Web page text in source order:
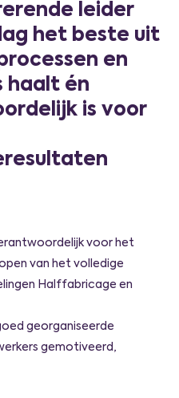
leider
het beste uit
en
haalt én
is voor
voor het
van het volledige
Halffabricage en
georganiseerde
gemotiveerd,